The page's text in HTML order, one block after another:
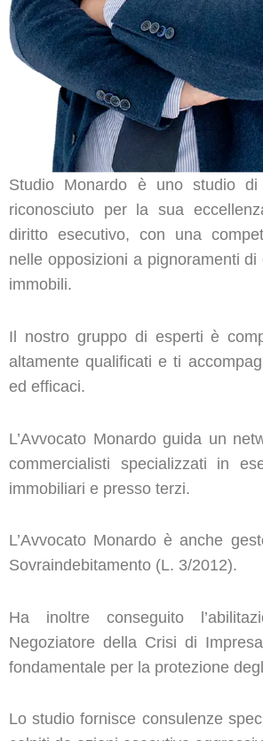
Studio Monardo è uno studio di
riconosciuto per la sua
diritto esecutivo, con una
nelle opposizioni a pignoramenti
immobili.
Il nostro gruppo di esperti è
altamente qualificati e ti
ed efficaci.
L’Avvocato Monardo guida un
commercialisti specializzati in
immobiliari e presso terzi.
L’Avvocato Monardo è anche
Sovraindebitamento (L. 3/2012).
Ha inoltre conseguito
Negoziatore della Crisi di
fondamentale per la protezione
Lo studio fornisce consulenze